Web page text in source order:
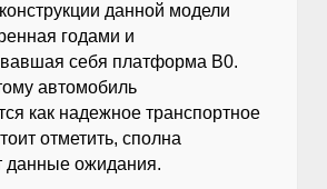
данной модели
годами и
себя платформа В0.
автомобиль
как надежное транспортное
отметить, сполна
данные ожидания.